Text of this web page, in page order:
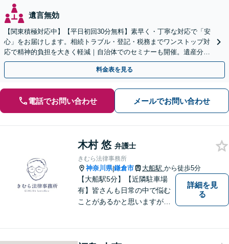
遺言無効
【関東積極対応中】【平日初回30分無料】素早く・丁寧な対応で「安
心」をお届けします。相続トラブル・登記・税務までワンストップ対
応で精神的負担を大きく軽減｜自治体でのセミナーも開催。遺産分
割・放棄などまずはお気軽にご相談ください【通知税理士】
料金表を見る
電話でお問い合わせ メールでお問い合わせ
木村 悠 弁護士
きむら法律事務所
神奈川県|鎌倉市 大船駅 から徒歩5分
【大船駅5分】【近隣駐車場
有】皆さんも日常の中で悩む
ことがあるかと思いますが、
詳細を見
る